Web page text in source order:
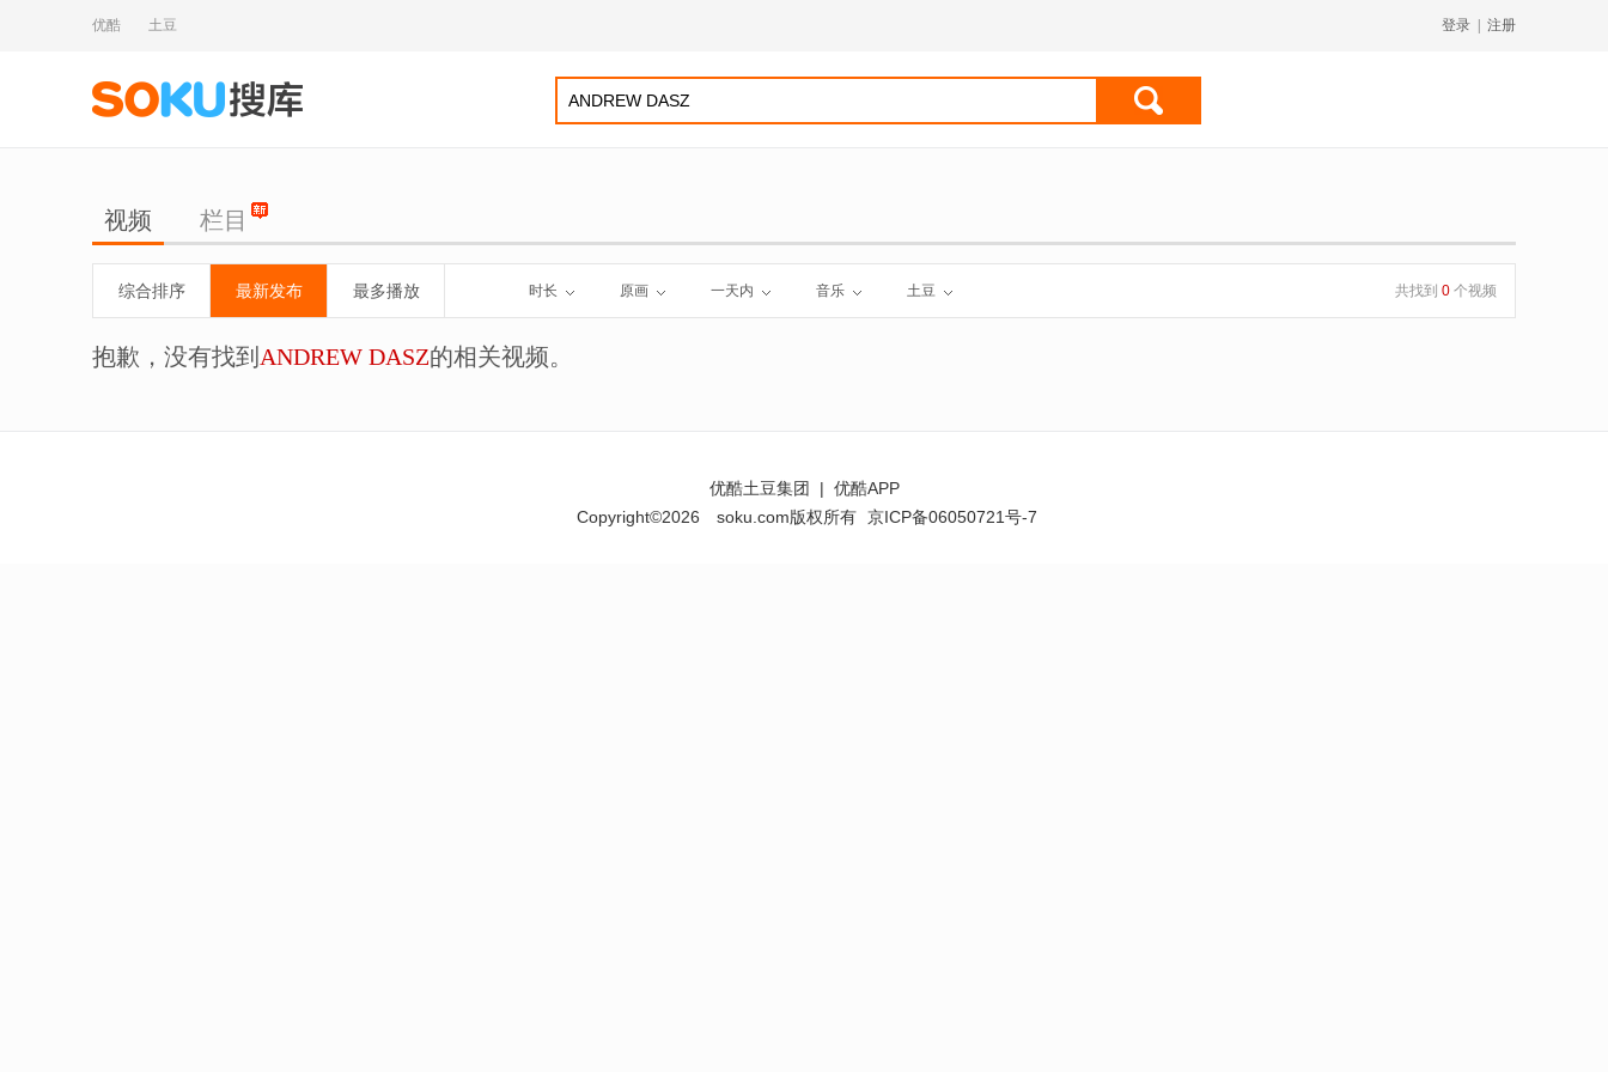
优酷 土豆 登录 注册
视频 栏目
综合排序 最新发布 最多播放 时长 原画 一天内 音乐 土豆 共找到 0 个视频
抱歉，没有找到 ANDREW DASZ的相关视频。
优酷土豆集团 | 优酷APP
Copyright©2026
soku.com版权所有 京ICP备06050721号-7